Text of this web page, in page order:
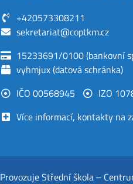
+420573308211
sekretariat@coptkm.cz
15233691/0100 (bankovní
vyhmjux (datová schránka)
IČO 00568945
IZO
Více informací, kontakty na
ProvozujeStřední škola ‒